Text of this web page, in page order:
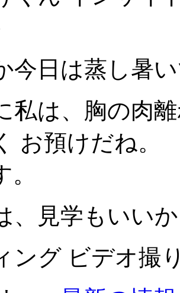
今日は蒸し暑
私は、胸の肉
お預けだね。
、見学もいい
ング ビデオ撮